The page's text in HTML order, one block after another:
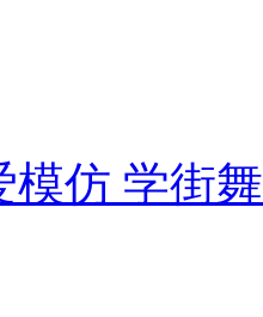
模仿 学街